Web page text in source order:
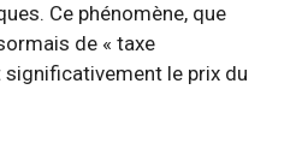
Ce phénomène, que
de « taxe
le prix du